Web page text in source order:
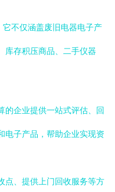
它不仅涵盖废旧电器电子产
库存积压商品、二手仪器
的企业提供一站式评估、回
电子产品，帮助企业实现资
点、提供上门回收服务等方